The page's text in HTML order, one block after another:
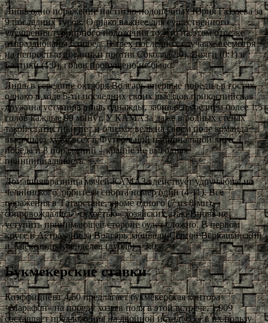
Лишь одно поражение настигло подопечных Юрия Газзаева за
9 последних туров. Однако важнее для существенного
улучшения турнирного положения то, что на этом отрезке
отпразднованы 6 побед. В трех последних случаях, несмотря
на непростые поединки против Сокола (2:0), Волги (0:1) и
Балтики (1:0), голов пропущено не было.
Лишь в середине октября Волгарь впервые победил в гостях,
однако в ходе 5-ти последних своих выездов прикаспийская
дружина уступила лишь однажды, забивая в среднем более 1,5
голов каждые 90 минут. У КАМАЗа даже в родных стенах
такой статистики нет и близко, ведь на своем поле команда
выступает хуже всех в Футбольной национальной лиге: 1
победа и 8 поражений – крайне не выгодная
принципиальность.
Домашняя разница мячей КАМАЗа действует удручающе на
челнинского любителя спорта номер один (4-11). Все
поражения в Татарстане, кроме одного (7 из 8-ми),
сопровождались «сухостью» хозяйских атак. Вновь не
уступить принимающей стороне будет сложно. В первом
круге в Астрахани за Волгарь забивали Сергей Веркашанский
и Александр Кренделев (дубль) – 3:0.
Букмекерские ставки
Коэффициент 4,60 предлагает букмекерская контора
«Марафон» на победу хозяев поля в этой встрече, 1,909
составляет предложение на двойной исход «1х» в их пользу